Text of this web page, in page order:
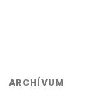
ARCHÍVUM